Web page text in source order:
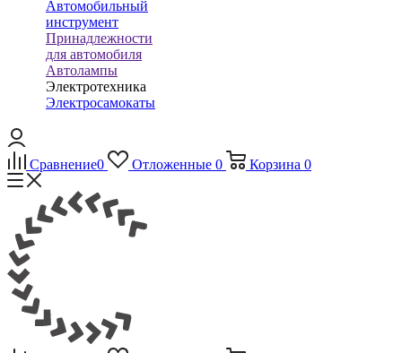
Автомобильный
инструмент
Принадлежности
для автомобиля
Автолампы
Электротехника
Электросамокаты
Сравнение0 Отложенные 0 Корзина 0